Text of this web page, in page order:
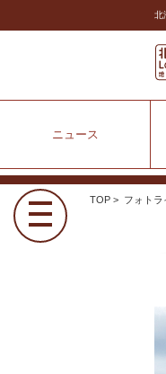
北
ニュース
TOP > フォトラ